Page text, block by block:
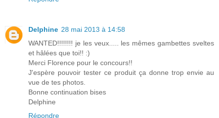
Delphine 28 mai 2013 à 14:58
WANTED!!!!!!!! je les veux..... les mêmes gambettes sveltes
et hâlées que toi!! :)
Merci Florence pour le concours!!
J'espère pouvoir tester ce produit ça donne trop envie au
vue de tes photos.
Bonne continuation bises
Delphine
Répondre